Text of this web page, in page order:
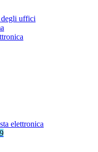
uffici
elettronica
9